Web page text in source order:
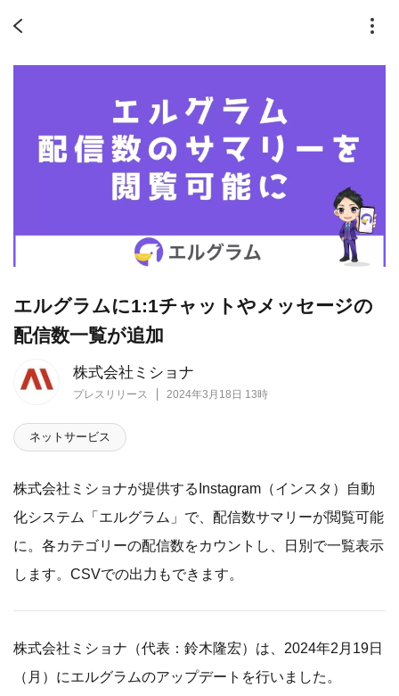
株式会社ミショナ
プレスリリース 2024年3月18日 13時
エルグラムに1:1チャットやメッセージの
配信数一覧が追加
ネットサービス
株式会社ミショナが提供するInstagram（インスタ）自動
化システム「エルグラム」で、配信数サマリーが閲覧可能
に。各カテゴリーの配信数をカウントし、日別で一覧表示
します。CSVでの出力もできます。
株式会社ミショナ（代表：鈴木隆宏）は、2024年2月19日
（月）にエルグラムのアップデートを行いました。